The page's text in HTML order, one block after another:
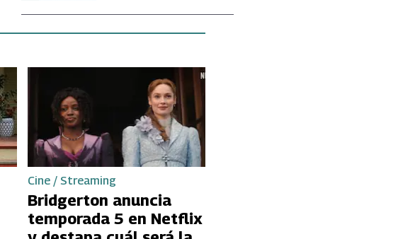
Cine / Streaming
Bridgerton anuncia
temporada 5 en Netflix